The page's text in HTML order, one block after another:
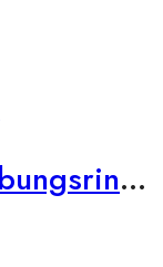
750er Weissgold Verlobungsring mit 0,55ct, Princess Cut & Brillantkranz, Size 54